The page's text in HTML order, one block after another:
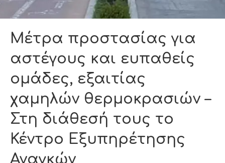
Μέτρα προστασίας για
αστέγους και ευπαθείς
ομάδες, εξαιτίας
χαμηλών θερμοκρασιών –
Στη διάθεσή τους το
Κέντρο Εξυπηρέτησης
Αναγκών